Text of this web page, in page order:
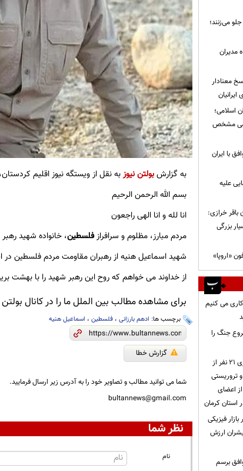
به گزارشبولتن نیوزبه نقل از ویستگه نیوز اقلیم
بسم الله الرحمن الرحیم
انا لله و انا الهی راجعون
مردم مبارز، مظلوم و سرافرازفلسطین، خانواده شهید
شهید اسماعیل هنیه از رهبران مقاومت مردم فلسطین در
از خداوند می خواهم که روح این رهبر شهید را با بهشت
برای مشاهده مطالب بین الملل ما را در کانال
برچسب ها: ادهم بارزانی، فلسطین، اسماعیل هنیه
گزارش خطا
شما می توانید مطالب و تصاویر خود را به آدرس زیر ارسال فرمایید.
bultannews@gmail.com
نظر شما
نام
می‌زنند؛
مدیران
معنادار
اسلامی؛
مشخص
با ایران
علیه
خرازی:
بزرگی
«اروپا»
کاری می کنیم
جنگ را
وزارت اطلاعات: شناسایی و دستگیری ۲۱ نفر از
تروریستی
و بازداشت ۴ نفر از اعضای
استان کرمان
کالا در بازار فیزیکی
ارزش
برسم